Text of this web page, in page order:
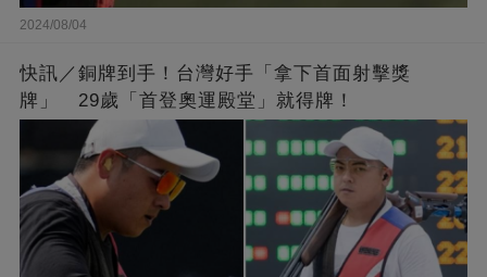
2024/08/04
快訊／銅牌到手！台灣好手「拿下首面射擊獎
牌」 29歲「首登奧運殿堂」就得牌！